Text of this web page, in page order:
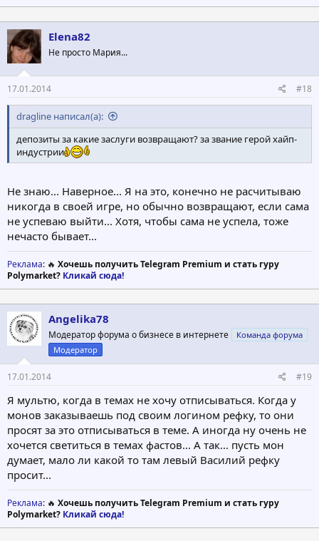
Elena82
Не просто Мария...
17.01.2014 #18
dragline написал(а):
депозиты за какие заслуги возвращают? за звание герой хайп-
индустрии
Не знаю... Наверное... Я на это, конечно не расчитываю
никогда в своей игре, но обычно возвращают, если сама
не успеваю выйти... Хотя, чтобы сама не успела, тоже
нечасто бывает...
Реклама: 🔥 Хочешь получить Telegram Premium и стать гуру
Polymarket? Кликай сюда!
Angelika78
Модератор форума о бизнесе в интернете
Команда форума
Модератор
17.01.2014 #19
Я мультю, когда в темах не хочу отписываться. Когда у
монов заказываешь под своим логином рефку, то они
просят за это отписываться в теме. А иногда ну очень не
хочется светиться в темах фастов... А так... пусть мон
думает, мало ли какой то там левый Василий рефку
просит...
Реклама: 🔥 Хочешь получить Telegram Premium и стать гуру
Polymarket? Кликай сюда!